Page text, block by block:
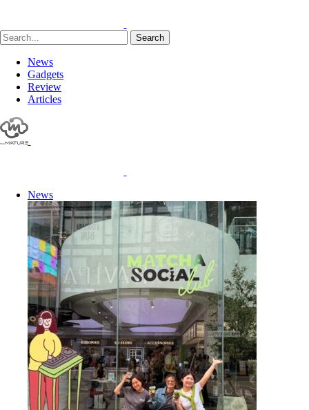
Search
News
Gadgets
Review
Articles
News